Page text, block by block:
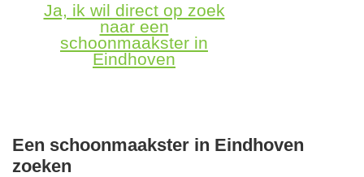
Ja, ik wil direct op zoek
naar een
schoonmaakster in
Eindhoven
Een schoonmaakster in Eindhoven
zoeken